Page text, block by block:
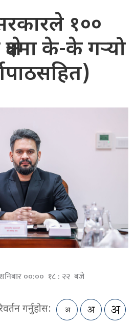
१००
के-के गर्‍यो
००:०० १८ : २२ बजे
गर्नुहोस: